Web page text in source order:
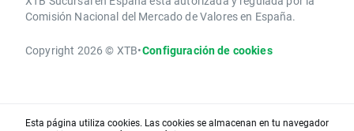
Comisión Nacional del Mercado de Valores en España.
Copyright 2026 © XTB•Configuración de cookies
Esta página utiliza cookies. Las cookies se almacenan en tu navegador